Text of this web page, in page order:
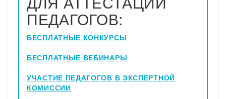
ПЕДАГОГОВ:
БЕСПЛАТНЫЕ КОНКУРСЫ
БЕСПЛАТНЫЕ ВЕБИНАРЫ
УЧАСТИЕ ПЕДАГОГОВ В ЭКСПЕРТНОЙ
КОМИССИИ